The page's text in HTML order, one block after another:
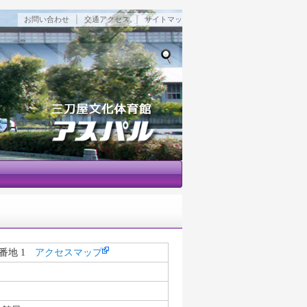
お問い合わせ 交通アクセス｜サイトマッ
プ
検索
地 1 アクセスマップ